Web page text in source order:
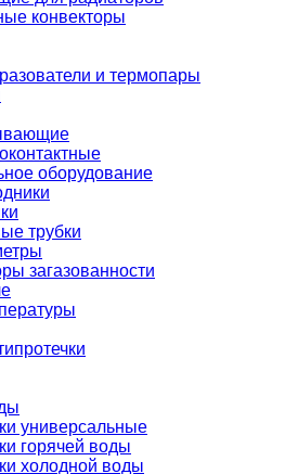
конвекторы
и термопары
оборудование
трубки
загазованности
универсальные
горячей воды
холодной воды